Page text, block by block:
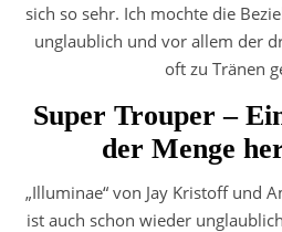
sich so sehr. Ich mochte die
unglaublich und vor allem der
oft zu Tränen
Super Trouper –
der Menge
„Illuminae“ von Jay Kristoff und
ist auch schon wieder